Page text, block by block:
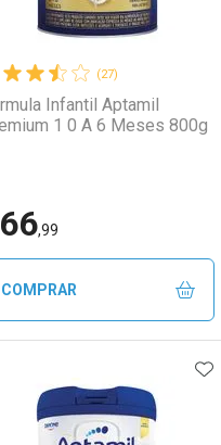
(27)
Infantil Aptamil
1 0 A 6 Meses 800g
66,99
COMPRAR
Menos